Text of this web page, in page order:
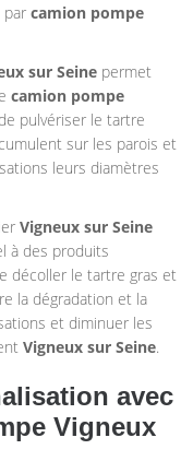
par camion pompe
sur Seine permet
camion pompe
de pulvériser le tartre
sur les parois et
leurs diamètres
Vigneux sur Seine
à des produits
décoller le tartre gras et
la dégradation et la
et diminuer les
Vigneux sur Seine.
avec
Vigneux